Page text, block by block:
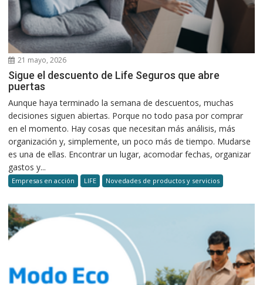
21 mayo, 2026
Sigue el descuento de Life Seguros que abre
puertas
Aunque haya terminado la semana de descuentos, muchas
decisiones siguen abiertas. Porque no todo pasa por comprar
en el momento. Hay cosas que necesitan más análisis, más
organización y, simplemente, un poco más de tiempo. Mudarse
es una de ellas. Encontrar un lugar, acomodar fechas, organizar
gastos y...
Empresas en acción LIFE Novedades de productos y servicios